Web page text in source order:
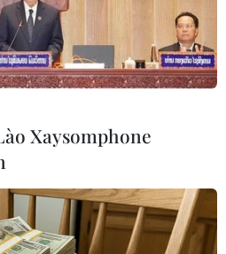
vũ trụ ảo Metaverse
sử dụng ra sao?
Xaysomphone